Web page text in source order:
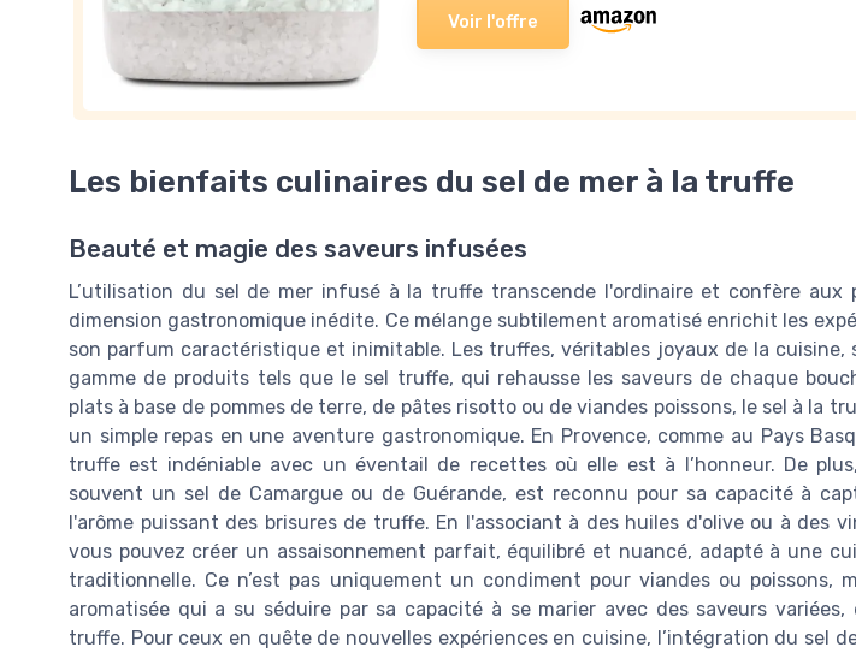
Voir l'offre
Les bienfaits culinaires du sel de mer à la truffe
Beauté et magie des saveurs infusées
L’utilisation du sel de mer infusé à la truffe transcende l'ordinaire et confère aux
dimension gastronomique inédite. Ce mélange subtilement aromatisé enrichit les
son parfum caractéristique et inimitable. Les truffes, véritables joyaux de la cuisine,
gamme de produits tels que le sel truffe, qui rehausse les saveurs de chaque
plats à base de pommes de terre, de pâtes risotto ou de viandes poissons, le sel à la
un simple repas en une aventure gastronomique. En Provence, comme au Pays
truffe est indéniable avec un éventail de recettes où elle est à l’honneur. De
souvent un sel de Camargue ou de Guérande, est reconnu pour sa capacité à
l'arôme puissant des brisures de truffe. En l'associant à des huiles d'olive ou à des
vous pouvez créer un assaisonnement parfait, équilibré et nuancé, adapté à une
traditionnelle. Ce n’est pas uniquement un condiment pour viandes ou poissons,
aromatisée qui a su séduire par sa capacité à se marier avec des saveurs variées,
truffe. Pour ceux en quête de nouvelles expériences en cuisine, l’intégration du sel